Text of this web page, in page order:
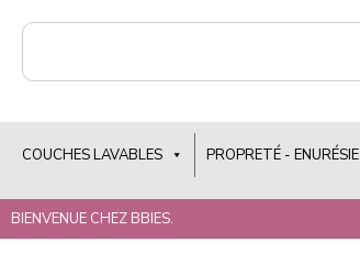
COUCHES LAVABLES PROPRETÉ - ENURÉSIE
BIENVENUE CHEZ BBIES.